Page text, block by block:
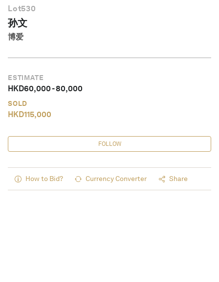
Lot530
孙文
博爱
ESTIMATE
HKD60,000-80,000
SOLD
HKD115,000
FOLLOW
How to Bid? Currency Converter Share